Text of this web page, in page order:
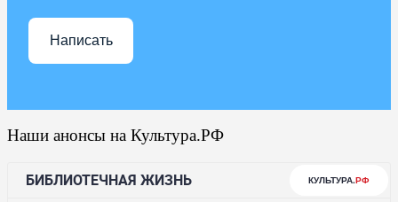
Написать
Наши анонсы на Культура.РФ